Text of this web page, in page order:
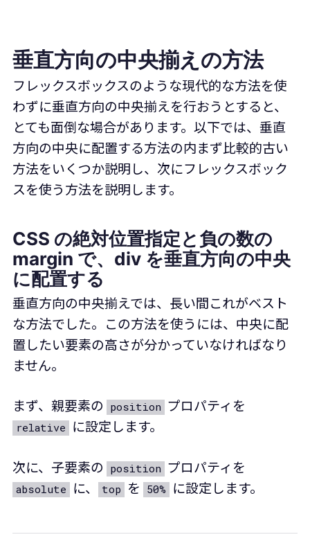
垂直方向の中央揃えの方法
フレックスボックスのような現代的な方法を使
わずに垂直方向の中央揃えを行おうとすると、
とても面倒な場合があります。以下では、垂直
方向の中央に配置する方法の内まず比較的古い
方法をいくつか説明し、次にフレックスボック
スを使う方法を説明します。
CSS の絶対位置指定と負の数の
margin で、div を垂直方向の中央
に配置する
垂直方向の中央揃えでは、長い間これがベスト
な方法でした。この方法を使うには、中央に配
置したい要素の高さが分かっていなければなり
ません。
まず、親要素の position プロパティを
relative に設定します。
次に、子要素の position プロパティを
absolute に、 top を 50% に設定します。